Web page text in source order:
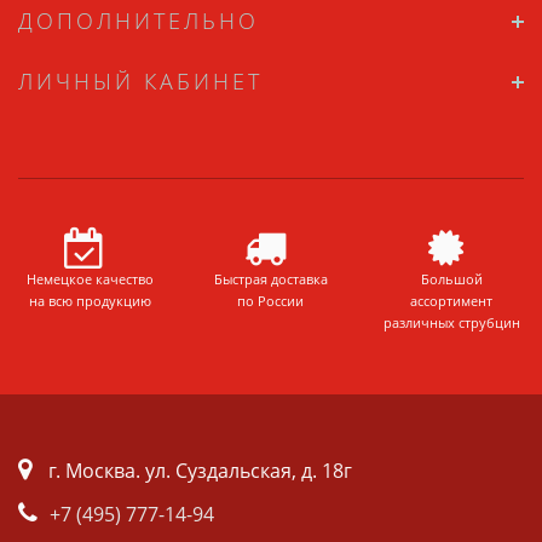
ДОПОЛНИТЕЛЬНО
ЛИЧНЫЙ КАБИНЕТ
Немецкое качество
на всю продукцию
Быстрая доставка
по России
Большой
ассортимент
различных струбцин
г. Москва. ул. Суздальская, д. 18г
+7 (495) 777-14-94